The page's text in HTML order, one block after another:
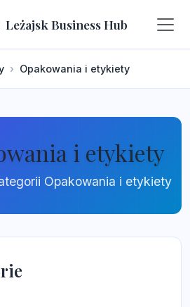
Leżajsk Business Hub
Opakowania i etykiety
i etykiety
Opakowania i etykiety